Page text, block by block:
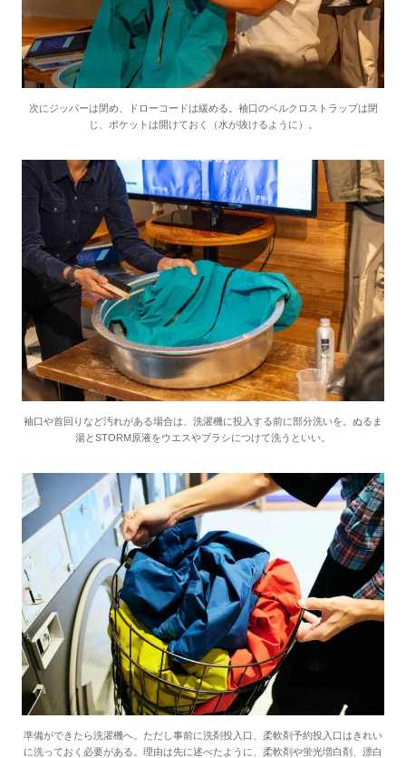
次にジッパーは閉め、ドローコードは緩める。袖口のベルクロストラップは閉
じ、ポケットは開けておく（水が抜けるように）。
袖口や首回りなど汚れがある場合は、洗濯機に投入する前に部分洗いを。ぬるま
湯とSTORM原液をウエスやブラシにつけて洗うといい。
準備ができたら洗濯機へ。ただし事前に洗剤投入口、柔軟剤予約投入口はきれい
に洗っておく必要がある。理由は先に述べたように、柔軟剤や蛍光増白剤、漂白